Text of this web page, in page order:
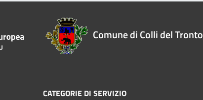
Comune di Colli del Tronto
CATEGORIE DI SERVIZIO